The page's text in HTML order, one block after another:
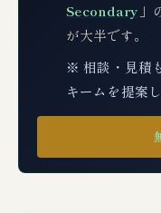
Secondary 」
が大半です。
※ 相談・見積
キームを提案し